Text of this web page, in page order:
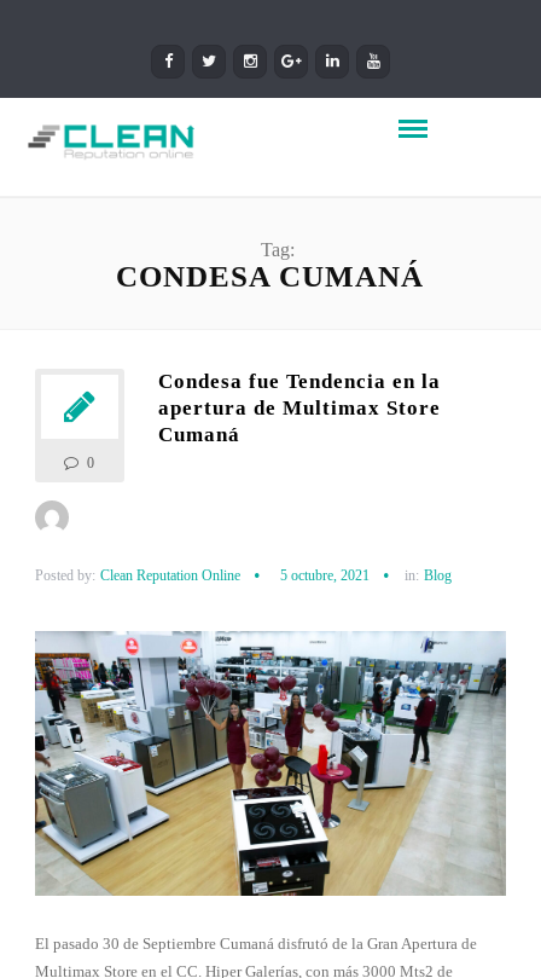
Tag:
CONDESA CUMANÁ
0
Condesa fue Tendencia en la
apertura de Multimax Store
Cumaná
Posted by: Clean Reputation Online 5 octubre, 2021 in: Blog
El pasado 30 de Septiembre Cumaná disfrutó de la Gran Apertura de
Multimax Store en el CC. Hiper Galerías, con más 3000 Mts2 de